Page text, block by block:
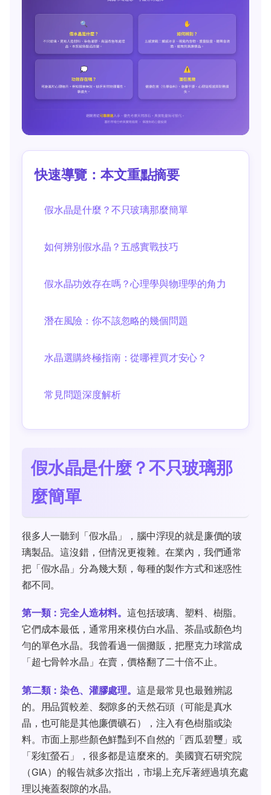
快速導覽：本文重點摘要
假水晶是什麼？不只玻璃那麼簡單
如何辨別假水晶？五感實戰技巧
假水晶功效存在嗎？心理學與物理學的角力
潛在風險：你不該忽略的幾個問題
水晶選購終極指南：從哪裡買才安心？
常見問題深度解析
假水晶是什麼？不只玻璃那
麼簡單
很多人一聽到「假水晶」，腦中浮現的就是廉價的玻
璃製品。這沒錯，但情況更複雜。在業內，我們通常
把「假水晶」分為幾大類，每種的製作方式和迷惑性
都不同。
第一類：完全人造材料。這包括玻璃、塑料、樹脂。
它們成本最低，通常用來模仿白水晶、茶晶或顏色均
勻的單色水晶。我曾看過一個攤販，把壓克力球當成
「超七骨幹水晶」在賣，價格翻了二十倍不止。
第二類：染色、灌膠處理。 這是最常見也最難辨認
的。用品質較差、裂隙多的天然石頭（可能是真水
晶，也可能是其他廉價礦石），注入有色樹脂或染
料。市面上那些顏色鮮豔到不自然的「西瓜碧璽」或
「彩虹螢石」，很多都是這麼來的。美國寶石研究院
（GIA）的報告就多次指出，市場上充斥著經過填充處
理以掩蓋裂隙的水晶。